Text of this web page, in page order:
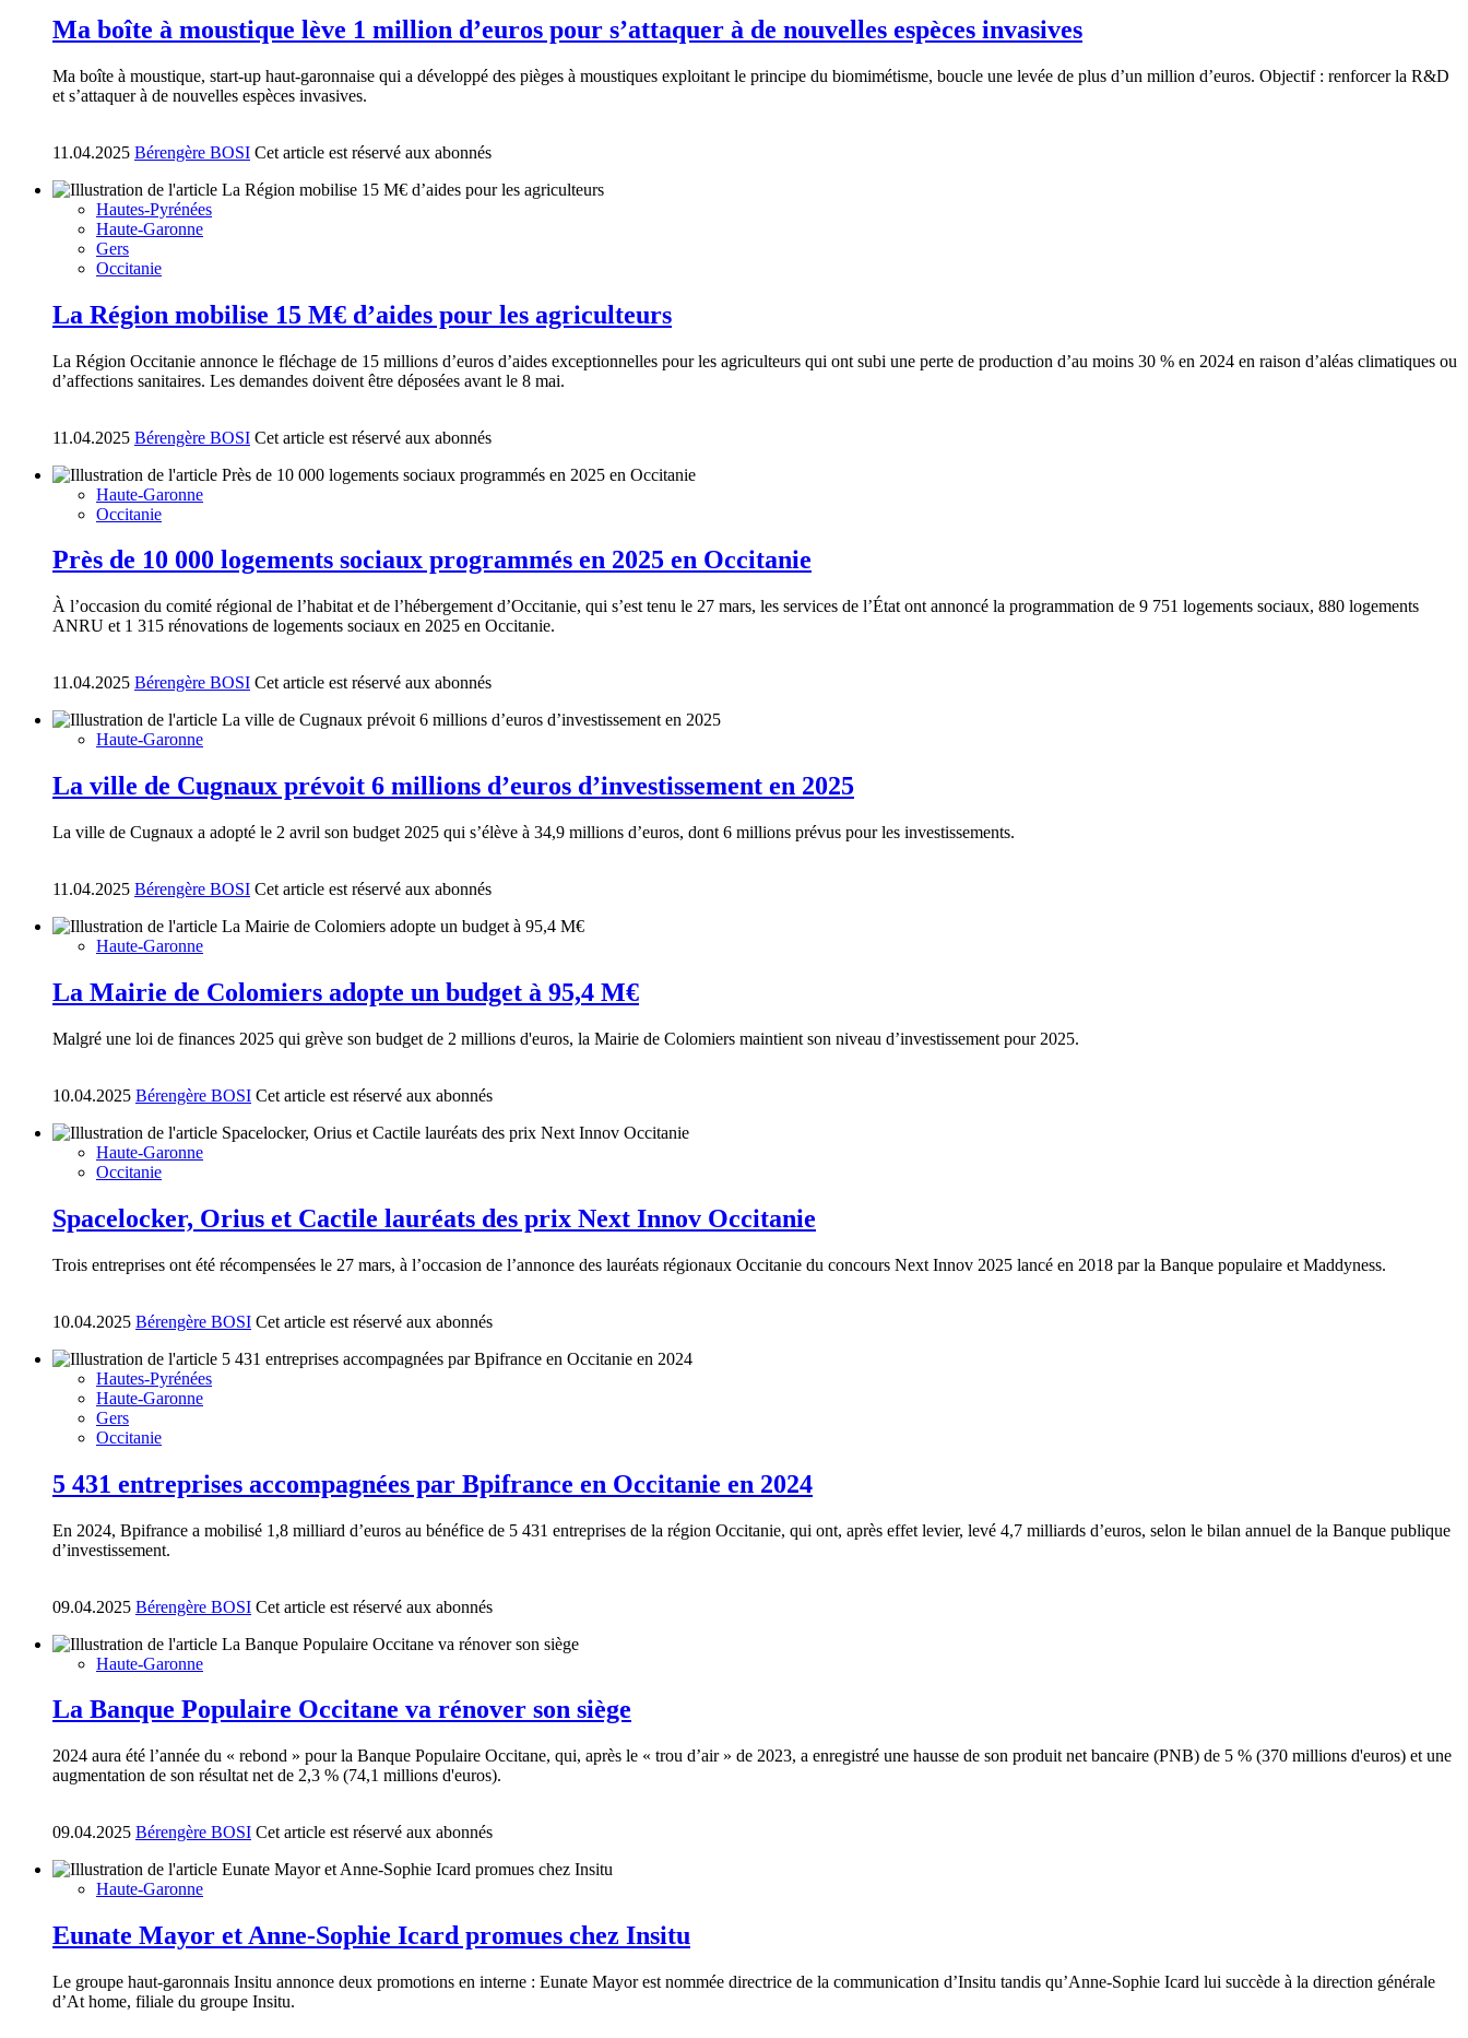
Ma boîte à moustique lève 1 million d’euros pour s’attaquer à de nouvelles espèces invasives
Ma boîte à moustique, start-up haut-garonnaise qui a développé des pièges à moustiques exploitant le principe du biomimétisme, boucle une levée de plus d’un million d’euros. Objectif : renforcer la R&D
et s’attaquer à de nouvelles espèces invasives.
11.04.2025 Bérengère BOSI Cet article est réservé aux abonnés
Hautes-Pyrénées
Haute-Garonne
Gers
Occitanie
La Région mobilise 15 M€ d’aides pour les agriculteurs
La Région Occitanie annonce le fléchage de 15 millions d’euros d’aides exceptionnelles pour les agriculteurs qui ont subi une perte de production d’au moins 30 % en 2024 en raison d’aléas climatiques ou
d’affections sanitaires. Les demandes doivent être déposées avant le 8 mai.
11.04.2025 Bérengère BOSI Cet article est réservé aux abonnés
Haute-Garonne
Occitanie
Près de 10 000 logements sociaux programmés en 2025 en Occitanie
À l’occasion du comité régional de l’habitat et de l’hébergement d’Occitanie, qui s’est tenu le 27 mars, les services de l’État ont annoncé la programmation de 9 751 logements sociaux, 880 logements
ANRU et 1 315 rénovations de logements sociaux en 2025 en Occitanie.
11.04.2025 Bérengère BOSI Cet article est réservé aux abonnés
Haute-Garonne
La ville de Cugnaux prévoit 6 millions d’euros d’investissement en 2025
La ville de Cugnaux a adopté le 2 avril son budget 2025 qui s’élève à 34,9 millions d’euros, dont 6 millions prévus pour les investissements.
11.04.2025 Bérengère BOSI Cet article est réservé aux abonnés
Haute-Garonne
La Mairie de Colomiers adopte un budget à 95,4 M€
Malgré une loi de finances 2025 qui grève son budget de 2 millions d'euros, la Mairie de Colomiers maintient son niveau d’investissement pour 2025.
10.04.2025 Bérengère BOSI Cet article est réservé aux abonnés
Haute-Garonne
Occitanie
Spacelocker, Orius et Cactile lauréats des prix Next Innov Occitanie
Trois entreprises ont été récompensées le 27 mars, à l’occasion de l’annonce des lauréats régionaux Occitanie du concours Next Innov 2025 lancé en 2018 par la Banque populaire et Maddyness.
10.04.2025 Bérengère BOSI Cet article est réservé aux abonnés
Hautes-Pyrénées
Haute-Garonne
Gers
Occitanie
5 431 entreprises accompagnées par Bpifrance en Occitanie en 2024
En 2024, Bpifrance a mobilisé 1,8 milliard d’euros au bénéfice de 5 431 entreprises de la région Occitanie, qui ont, après effet levier, levé 4,7 milliards d’euros, selon le bilan annuel de la Banque publique
d’investissement.
09.04.2025 Bérengère BOSI Cet article est réservé aux abonnés
Haute-Garonne
La Banque Populaire Occitane va rénover son siège
2024 aura été l’année du « rebond » pour la Banque Populaire Occitane, qui, après le « trou d’air » de 2023, a enregistré une hausse de son produit net bancaire (PNB) de 5 % (370 millions d'euros) et une
augmentation de son résultat net de 2,3 % (74,1 millions d'euros).
09.04.2025 Bérengère BOSI Cet article est réservé aux abonnés
Haute-Garonne
Eunate Mayor et Anne-Sophie Icard promues chez Insitu
Le groupe haut-garonnais Insitu annonce deux promotions en interne : Eunate Mayor est nommée directrice de la communication d’Insitu tandis qu’Anne-Sophie Icard lui succède à la direction générale
d’At home, filiale du groupe Insitu.